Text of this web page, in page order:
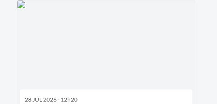
28 JUL 2026 - 12h20